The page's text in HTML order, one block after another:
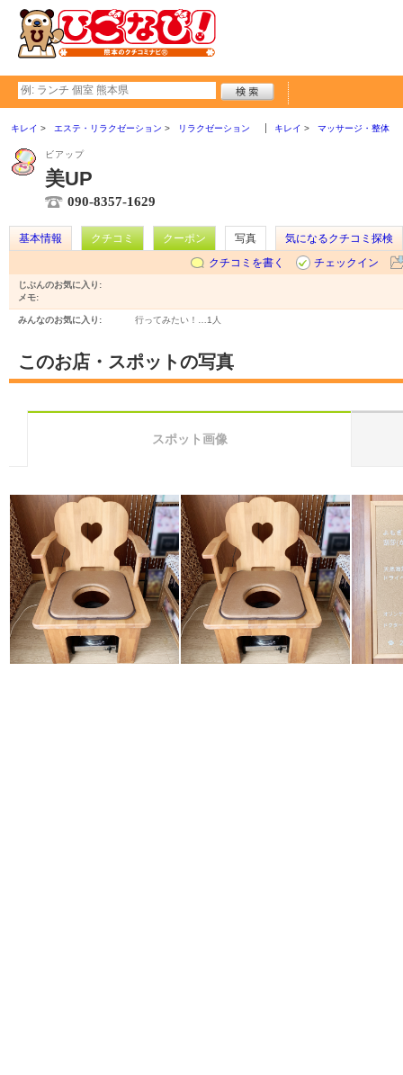
キレイ エステ・リラクゼーション リラクゼーション キレイ マッサージ・整体
ビアップ
美UP
090-8357-1629
基本情報 クチコミ クーポン 写真
気になるクチコミ探検
クチコミを書く
チェックイン
じぶんのお気に入り:
メモ:
みんなのお気に入り: 行ってみたい！… 1人
このお店・スポットの写真
スポット画像